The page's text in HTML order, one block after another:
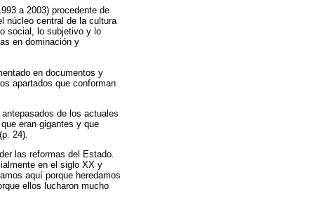
a 2003) procedente de
núcleo central de la cultura
social, lo subjetivo y lo
en dominación y
en documentos y
apartados que conforman
de los actuales
eran gigantes y que
24)
las reformas del Estado.
en el siglo XX y
aquí porque heredamos
ellos lucharon mucho